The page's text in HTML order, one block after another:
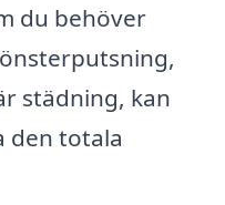
du behöver
städning, kan
den totala